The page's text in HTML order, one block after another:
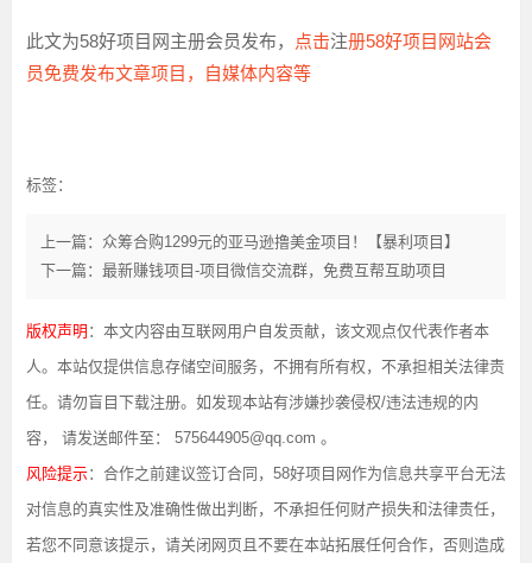
此文为58好项目网主册会员发布， 点击注册58好项目网站会
员免费发布文章项目，自媒体内容等
标签：
上一篇：众筹合购1299元的亚马逊撸美金项目！【暴利项目】
下一篇：最新赚钱项目-项目微信交流群，免费互帮互助项目
版权声明 ：本文内容由互联网用户自发贡献，该文观点仅代表作者本
人。本站仅提供信息存储空间服务，不拥有所有权，不承担相关法律责
任。请勿盲目下载注册。如发现本站有涉嫌抄袭侵权/违法违规的内
容， 请发送邮件至： 575644905@qq.com 。
风险提示：合作之前建议签订合同，58好项目网作为信息共享平台无法
对信息的真实性及准确性做出判断，不承担任何财产损失和法律责任，
若您不同意该提示，请关闭网页且不要在本站拓展任何合作，否则造成